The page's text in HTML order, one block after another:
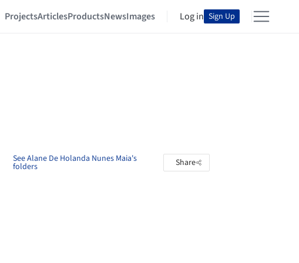
ProjectsArticlesProductsNewsImages Log in Sign Up
See Alane De Holanda Nunes Maia's
folders Share